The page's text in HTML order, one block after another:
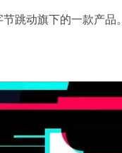
跳动旗下的一款产品。